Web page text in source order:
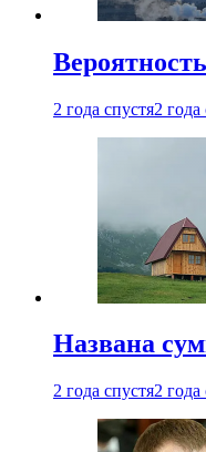
2 года спустя2 года
Названа
2 года спустя2 года